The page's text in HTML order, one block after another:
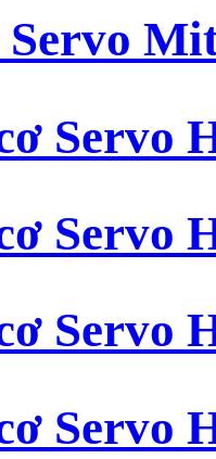
Servo
Servo
Servo
Servo